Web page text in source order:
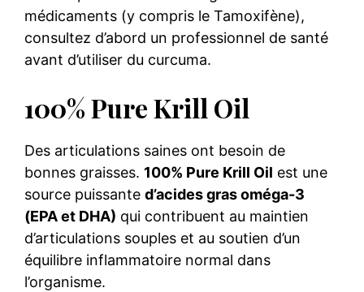
médicaments (y compris le Tamoxifène),
consultez d’abord un professionnel de santé
avant d’utiliser du curcuma.
100% Pure Krill Oil
Des articulations saines ont besoin de
bonnes graisses. 100% Pure Krill Oil est une
source puissante d’acides gras oméga-3
(EPA et DHA) qui contribuent au maintien
d’articulations souples et au soutien d’un
équilibre inflammatoire normal dans
l’organisme.